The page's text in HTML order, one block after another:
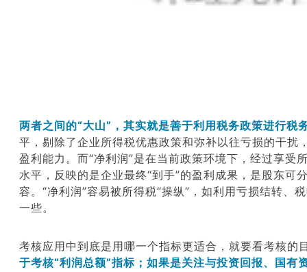
两者之间的“大山”，其实就是善于利用 税务政策进行税
平，剔除了企业所得税优惠政策和弥补以往亏损的干扰
盈利能力 。 而“净利润”是在当前政策环境下，经过享受
水平，反映的是企业最终“到手”的盈利成果， 是股东可
容。 “净利润”容易被所得税“操纵” ， 如利用亏损结转、
一些。
考核应用中到底是用哪一个指标更适合，就要看考核的
于考核“利润总额”指标；如果是关注与投资回报、国